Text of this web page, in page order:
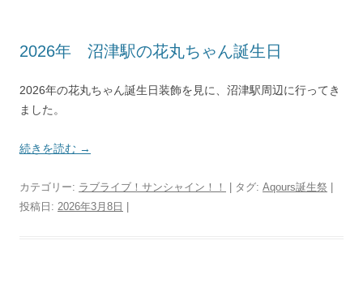
2026年 沼津駅の花丸ちゃん誕生日
2026年の花丸ちゃん誕生日装飾を見に、沼津駅周辺に行ってき
ました。
続きを読む →
カテゴリー: ラブライブ！サンシャイン！！ | タグ: Aqours誕生祭
投稿日: 2026年3月8日